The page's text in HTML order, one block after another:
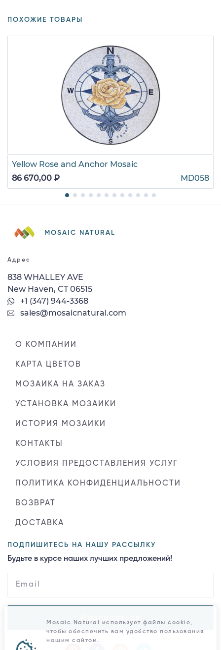
ПОХОЖИЕ ТОВАРЫ
Yellow Rose and Anchor Mosaic
86 670,00 ₽
MD058
MOSAIC NATURAL
Адрес
838 WHALLEY AVE
New Haven, CT 06515
+1 (347) 944-3368
sales@mosaicnatural.com
О КОМПАНИИ
КАРТА ЦВЕТОВ
МОЗАИКА НА ЗАКАЗ
УСТАНОВКА МОЗАИКИ
ИСТОРИЯ МОЗАИКИ
КОНТАКТЫ
УСЛОВИЯ ПРЕДОСТАВЛЕНИЯ УСЛУГ
ПОЛИТИКА КОНФИДЕНЦИАЛЬНОСТИ
ВОЗВРАТ
ДОСТАВКА
ПОДПИШИТЕСЬ НА НАШУ РАССЫЛКУ
Будьте в курсе наших лучших предложений!
Mosaic Natural использует файлы cookie,
чтобы обеспечить вам удобство пользования
нашим сайтом.